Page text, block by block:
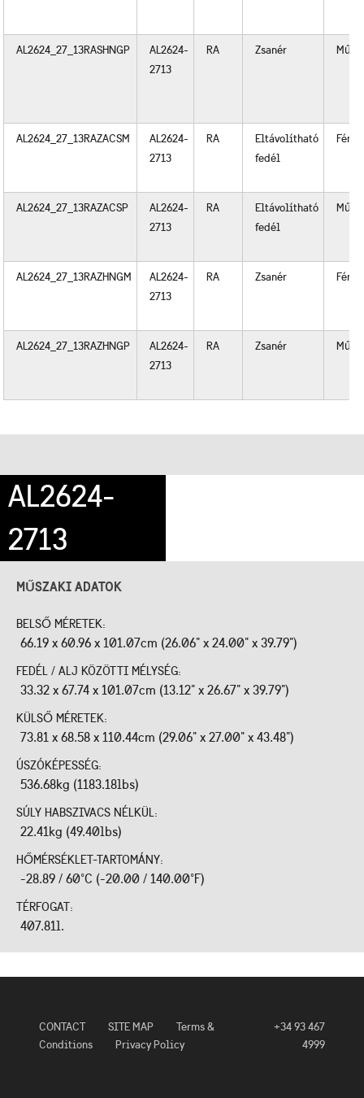
AL2624_27_13RASHNGP
AL2624-
2713
RA Zsanér
AL2624_27_13RAZACSM
AL2624-
2713
RA
Eltávolítható
fedél
Fém
AL2624_27_13RAZACSP
AL2624-
2713
RA
Eltávolítható
fedél
AL2624_27_13RAZHNGM
AL2624-
2713
RA Zsanér Fém
AL2624_27_13RAZHNGP
AL2624-
2713
RA Zsanér
AL2624-
2713
MŰSZAKI ADATOK
BELSŐ MÉRETEK:
66.19 x 60.96 x 101.07cm (26.06" x 24.00" x 39.79")
FEDÉL / ALJ KÖZÖTTI MÉLYSÉG:
33.32 x 67.74 x 101.07cm (13.12" x 26.67" x 39.79")
KÜLSŐ MÉRETEK:
73.81 x 68.58 x 110.44cm (29.06" x 27.00" x 43.48")
ÚSZÓKÉPESSÉG:
536.68kg (1183.18lbs)
SÚLY HABSZIVACS NÉLKÜL:
22.41kg (49.40lbs)
HŐMÉRSÉKLET-TARTOMÁNY:
-28.89 / 60°C (-20.00 / 140.00°F)
TÉRFOGAT:
407.81l.
CONTACT SITE MAP
Terms &
Conditions
Privacy Policy
+34 93 467
4999